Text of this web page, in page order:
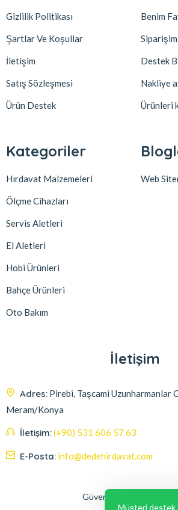
Gizlilik Politikası
Şartlar Ve Koşullar
İletişim
Satış Sözleşmesi
Ürün Destek
Benim
Destek
Nakliye
Ürünleri
Kategoriler
Hırdavat Malzemeleri
Ölçme Cihazları
Servis Aletleri
El Aletleri
Hobi Ürünleri
Bahçe Ürünleri
Oto Bakım
Web
İletişim
Adres: Pirebi, Taşcami Uzunharmanlar
Meram/Konya
İletişim:(+90) 531 606 57 63
E-Posta: info@dedehirdavat.com
Güvenli Ödeme
Müşteri destek